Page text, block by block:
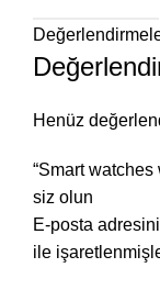
Henüz
“Smart
siz olun
E-posta
ile